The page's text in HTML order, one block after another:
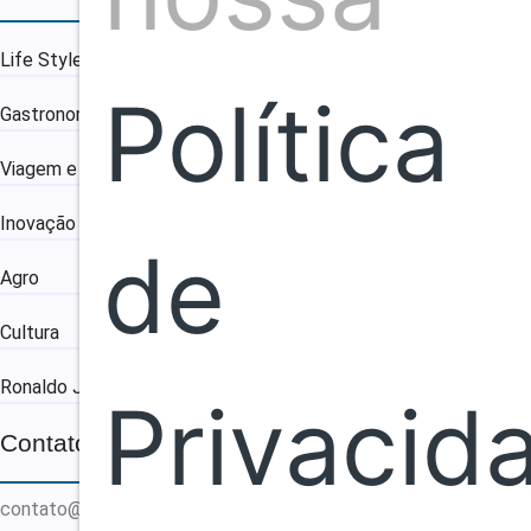
Life Style
Gastronomia
Viagem e Turismo
Inovação e Negócios
Agro
Cultura
Ronaldo Jacobina
Contato
contato@ronaldojacobina.com.br
Política
de